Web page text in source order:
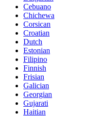
Cebuano
Chichewa
Corsican
Croatian
Dutch
Estonian
Filipino
Finnish
Frisian
Galician
Georgian
Gujarati
Haitian